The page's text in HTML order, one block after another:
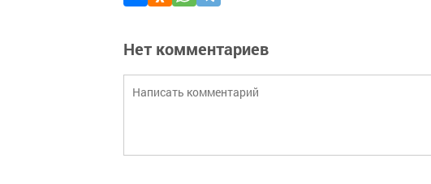
Нет комментариев